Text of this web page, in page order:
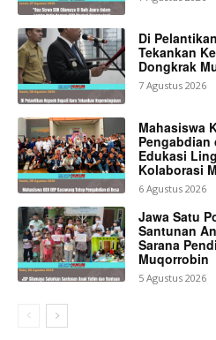
Di
Tekankan
Dongkrak
7 Agustus 2026
Mahasiswa
Pengabdian
Edukasi
Kolaborasi
6 Agustus 2026
Jawa Satu
Santunan
Sarana
Muqorrobin
5 Agustus 2026